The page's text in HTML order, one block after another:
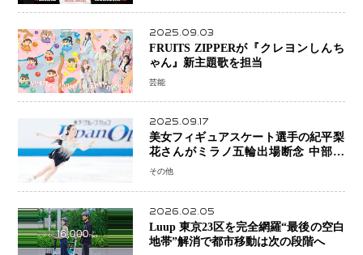
2025.09.03
FRUITS ZIPPERが『クレヨンしんち
ゃん』新主題歌を担当
芸能
2025.09.17
美女フィギュアスケート選手の紀平梨
花さんがミラノ五輪出場断念 中部選
手権欠場を発表「安全最優先の判断」
その他
2026.02.05
Luup 東京23区を完全網羅“最後の空白
地帯”解消で都市移動は次の段階へ